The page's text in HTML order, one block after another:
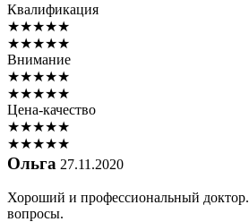
Квалификация
★★★★★
★★★★★
Внимание
★★★★★
★★★★★
Цена-качество
★★★★★
★★★★★
Ольга 27.11.2020
Хороший и профессиональный
вопросы.